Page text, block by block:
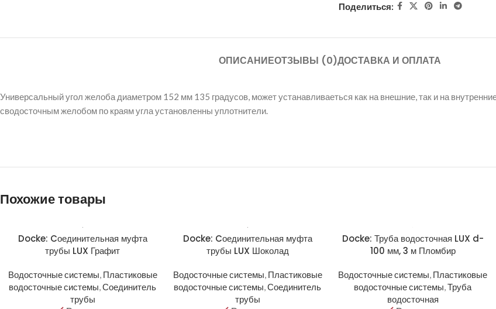
Поделиться:
ОПИСАНИЕОТЗЫВЫ (0)ДОСТАВКА И ОПЛАТА
Универсальный угол желоба диаметром 152 мм 135 градусов, может устанавливаеться как на внешние, так и на
сводосточным желобом по краям угла установленны уплотнители.
Похожие товары
Docke: Cоединительная муфта
трубы LUX Графит
Водосточные системы, Пластиковые
водосточные системы,Соединитель
трубы
Docke: Cоединительная муфта
трубы LUX Шоколад
Водосточные системы, Пластиковые
водосточные системы,Соединитель
трубы
Docke: Труба водосточная LUX d-
100 мм, 3 м Пломбир
Водосточные системы, Пластиковые
водосточные системы,Труба
водосточная